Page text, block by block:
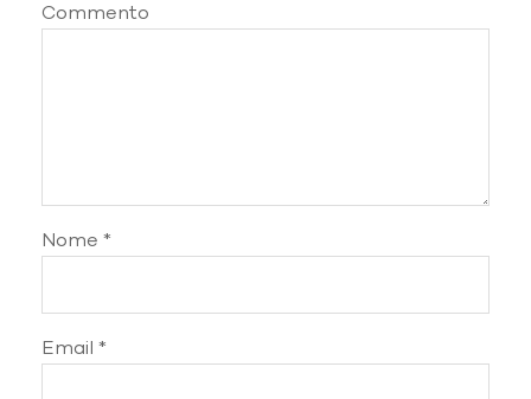
Commento
Nome *
Email *